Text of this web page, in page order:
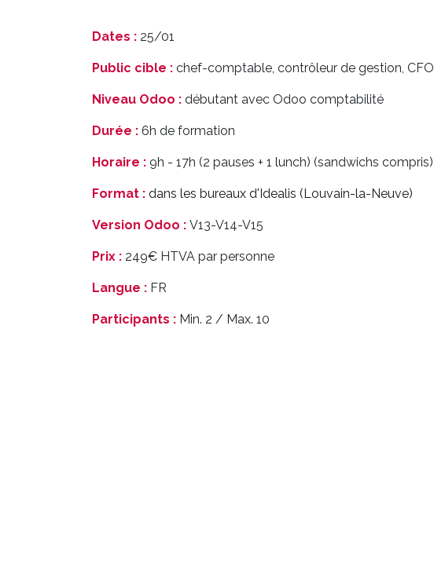
Dates : 25/01
Public cible : chef-comptable, contrôleur de gestion, CFO
Niveau Odoo : débutant avec Odoo comptabilité
Durée : 6h de formation
Horaire : 9h - 17h (2 pauses + 1 lunch) (sandwichs compris)
Format : dans les bureaux d'Idealis (Louvain-la-Neuve)
Version Odoo : V13-V14-V15
Prix : 249€ HTVA par personne
Langue : FR
Participants : Min. 2 / Max. 10